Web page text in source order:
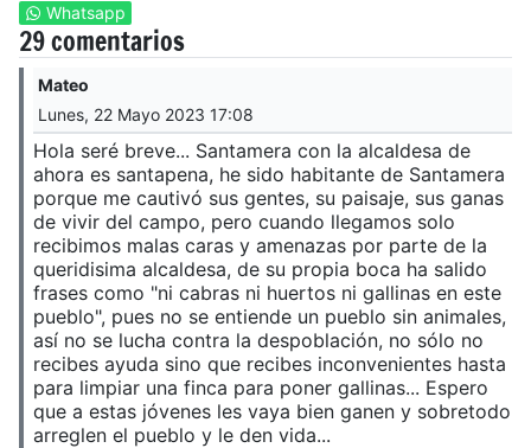
Whatsapp
29 comentarios
Mateo
Lunes, 22 Mayo 2023 17:08
Hola seré breve... Santamera con la alcaldesa de
ahora es santapena, he sido habitante de Santamera
porque me cautivó sus gentes, su paisaje, sus ganas
de vivir del campo, pero cuando llegamos solo
recibimos malas caras y amenazas por parte de la
queridisima alcaldesa, de su propia boca ha salido
frases como "ni cabras ni huertos ni gallinas en este
pueblo", pues no se entiende un pueblo sin animales,
así no se lucha contra la despoblación, no sólo no
recibes ayuda sino que recibes inconvenientes hasta
para limpiar una finca para poner gallinas... Espero
que a estas jóvenes les vaya bien ganen y sobretodo
arreglen el pueblo y le den vida...